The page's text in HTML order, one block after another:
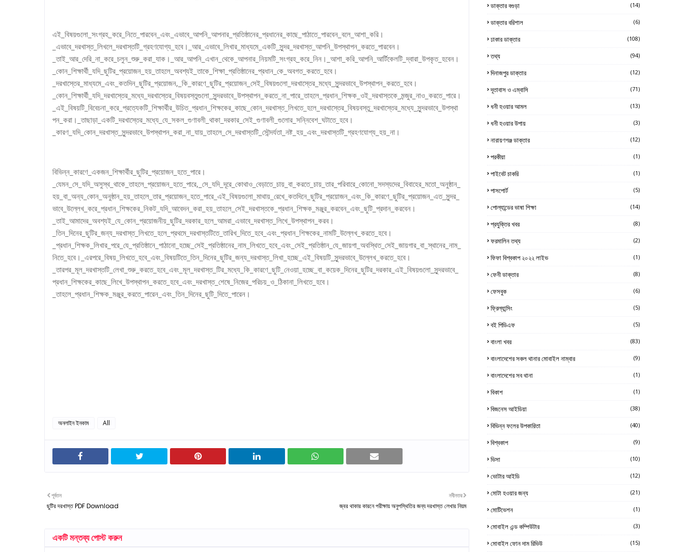
এই_বিষয়গুলো_সংগ্রহ_করে_নিতে_পারবেন_এবং_এভাবে_আপনি_আপনার_প্রতিষ্ঠানের_প্রধানের_কাছে_পাঠাতে_পারবেন_বলে_আশা_করি।
_এভাবে_দরখাস্ত_লিখলে_দরখাস্তটি_গ্রহণযোগ্য_হবে।_আর_এভাবে_লিখার_মাধ্যমে_একটি_সুন্দর_দরখাস্ত_আপনি_উপস্থাপন_করতে_পারবেন।
_তাই_আর_দেরি_না_করে_চলুন_শুরু_করা_যাক।_আর_আপনি_এখান_থেকে_আপনার_নিয়মটি_সংগ্রহ_করে_নিন।_আশা_করি_আপনি_আর্টিকেলটি_দ্বারা_উপকৃত_হবেন।
_কোন_শিক্ষার্থী_যদি_ছুটির_প্রয়োজন_হয়_তাহলে_অবশ্যই_তাকে_শিক্ষা_প্রতিষ্ঠানের_প্রধান_কে_অবগত_করতে_হবে।
_দরখাস্তের_মাধ্যমে_এবং_কতদিন_ছুটির_প্রয়োজন,_কি_কারণে_ছুটির_প্রয়োজন_সেই_বিষয়গুলো_দরখাস্তের_মধ্যে_সুন্দরভাবে_উপস্থাপন_করতে_হবে।
_কোন_শিক্ষার্থী_যদি_দরখাস্তের_মধ্যে_দরখাস্তের_বিষয়বস্তুগুলো_সুন্দরভাবে_উপস্থাপন_করতে_না_পারে_তাহলে_প্রধান_শিক্ষক_ওই_দরখাস্তকে_মন্জুর_নাও_করতে_পারে।
_এই_বিষয়টি_বিবেচনা_করে_প্রত্যেকটি_শিক্ষার্থীর_উচিত_প্রধান_শিক্ষকের_কাছে_কোন_দরখাস্ত_লিখতে_হলে_দরখাস্তের_বিষয়বস্তু_দরখাস্তের_মধ্যে_সুন্দরভাবে_উপস্থা
পন_করা।_তাছাড়া_একটি_দরখাস্তের_মধ্যে_যে_সকল_গুণাবলী_থাকা_দরকার_সেই_গুণাবলী_গুলোর_সন্নিবেশ_ঘটাতে_হবে।
_কারণ_যদি_কোন_দরখাস্ত_সুন্দরভাবে_উপস্থাপন_করা_না_যায়_তাহলে_সে_দরখাস্তটি_সৌন্দর্যতা_নষ্ট_হয়_এবং_দরখাস্তটি_গ্রহণযোগ্য_হয়_না।
বিভিন্ন_কারণে_একজন_শিক্ষার্থীর_ছুটির_প্রয়োজন_হতে_পারে।
_যেমন_সে_যদি_অসুস্থ_থাকে_তাহলে_প্রয়োজন_হতে_পারে,_সে_যদি_দূরে_কোথাও_বেড়াতে_চায়_বা_করতে_চায়_তার_পরিবারে_কোনো_সদস্যদের_বিবাহের_মতো_অনুষ্ঠান_
হয়_বা_অন্য_কোন_অনুষ্ঠান_হয়_তাহলে_তার_প্রয়োজন_হতে_পারে_এই_বিষয়গুলো_মাথায়_রেখে_কতদিনে_ছুটির_প্রয়োজন_এবং_কি_কারণে_ছুটির_প্রয়োজন_এত_সুন্দর_
ভাবে_উল্লেখ_করে_প্রধান_শিক্ষকের_নিকট_যদি_আবেদন_করা_হয়_তাহলে_সেই_দরখাস্তকে_প্রধান_শিক্ষক_মঞ্জুর_করবেন_এবং_ছুটি_প্রদান_করবেন।
_তাই_আমাদের_অবশ্যই_যে_কোন_প্রয়োজনীয়_ছুটির_দরকার_হলে_আমরা_এভাবে_দরখাস্ত_লিখে_উপস্থাপন_করব।
_তিন_দিনের_ছুটির_জন্য_দরখাস্ত_লিখতে_হলে_প্রথমে_দরখাস্তটিতে_তারিখ_দিতে_হবে_এবং_প্রধান_শিক্ষকের_নামটি_উল্লেখ_করতে_হবে।
_প্রধান_শিক্ষক_লিখার_পরে_যে_প্রতিষ্ঠানে_পাঠানো_হচ্ছে_সেই_প্রতিষ্ঠানের_নাম_লিখতে_হবে_এবং_সেই_প্রতিষ্ঠান_যে_জায়গা_অবস্থিত_সেই_জায়গার_বা_স্থানের_নাম_
নিতে_হবে।_এরপরে_বিষয়_লিখতে_হবে_এবং_বিষয়টিতে_তিন_দিনের_ছুটির_জন্য_দরখাস্ত_লিখা_হচ্ছে_এই_বিষয়টি_সুন্দরভাবে_উল্লেখ_করতে_হবে।
_তারপর_মূল_দরখাস্তটি_লেখা_শুরু_করতে_হবে_এবং_মূল_দরখাস্ত_টির_মধ্যে_কি_কারণে_ছুটি_নেওয়া_হচ্ছে_বা_কয়েক_দিনের_ছুটির_দরকার_এই_বিষয়গুলো_সুন্দরভাবে_
প্রধান_শিক্ষকের_কাছে_লিখে_উপস্থাপন_করতে_হবে_এবং_দরখাস্ত_শেষে_নিজের_পরিচয়_ও_ঠিকানা_লিখতে_হবে।
_তাহলে_প্রধান_শিক্ষক_মঞ্জুর_করতে_পারেন_এবং_তিন_দিনের_ছুটি_দিতে_পারেন।
অনলাইন ইনকাম All
নবীনতর
জ্বর থাকার কারনে পরীক্ষায় অনুপস্থিতির জন্য দরখাস্ত লেখার নিয়ম
পূর্বতন
ছুটির দরখাস্ত PDF Download
একটি মন্তব্য পোস্ট করুন
ডাক্তার বগুড়া (14)
ডাক্তার বরিশাল (6)
ঢাকার ডাক্তার (108)
তথ্য (94)
দিনাজপুর ডাক্তার (12)
দূতাবাস ও এম্বাসি (71)
ধনী হওয়ার আমল (13)
ধনী হওয়ার উপায় (3)
নারায়ণগঞ্জ ডাক্তার (12)
পরকীয়া (1)
পাইবেট চাকরি (1)
পাসপোর্ট (5)
পোল্যান্ডের ভাষা শিক্ষা (14)
প্রযুক্তির খবর (8)
ফরমালিন তথ্য (2)
ফিফা বিশ্বকাপ ২০২২ লাইভ (1)
ফেনী ডাক্তার (8)
ফেসবুক (6)
ফ্রিল্যান্সিং (5)
বই পিডিএফ (5)
বাংলা খবর (83)
বাংলাদেশের সকল থানার মোবাইল নাম্বার (9)
বাংলাদেশের সব থানা (1)
বিকাশ (1)
বিজনেস আইডিয়া (38)
বিভিন্ন ফলের উপকারিতা (40)
বিশ্বকাপ (9)
ভিসা (10)
ভোটার আইডি (12)
মোটা হওয়ার জন্য (21)
মোটিভেশন (1)
মোবাইল এন্ড কম্পিউটার (3)
মোবাইল ফোন দাম রিভিউ (15)